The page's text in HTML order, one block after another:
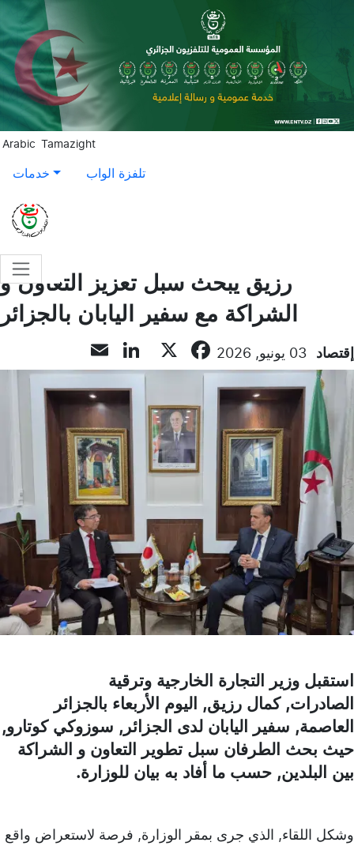
Aller au contenu principal
Arabic Tamazight
خدمات تلفزة الواب
رزيق يبحث سبل تعزيز التعاون و
الشراكة مع سفير اليابان بالجزائر
إقتصاد 03 يونيو, 2026 Facebook
LinkedIn
استقبل وزير التجارة الخارجية وترقية
الصادرات, كمال رزيق, اليوم الأربعاء بالجزائر
العاصمة, سفير اليابان لدى الجزائر, سوزوكي كوتارو,
حيث بحث الطرفان سبل تطوير التعاون و الشراكة
بين البلدين, حسب ما أفاد به بيان للوزارة.
وشكل اللقاء, الذي جرى بمقر الوزارة, فرصة لاستعراض واقع